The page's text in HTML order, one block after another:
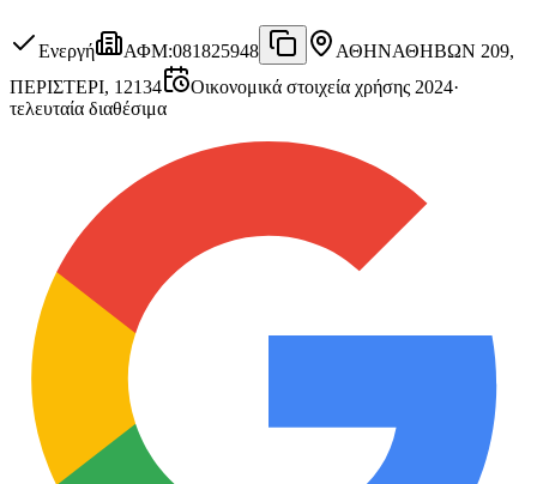
Ενεργή ΑΦΜ:081825948 ΑΘΗΝΑΘΗΒΩΝ 209,
ΠΕΡΙΣΤΕΡΙ, 12134
Οικονομικά στοιχεία χρήσης 2024·
τελευταία διαθέσιμα